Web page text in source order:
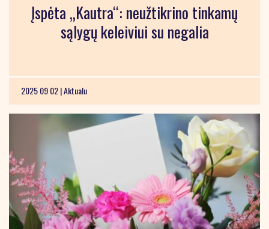
Įspėta „Kautra“: neužtikrino tinkamų
sąlygų keleiviui su negalia
2025 09 02 |Aktualu